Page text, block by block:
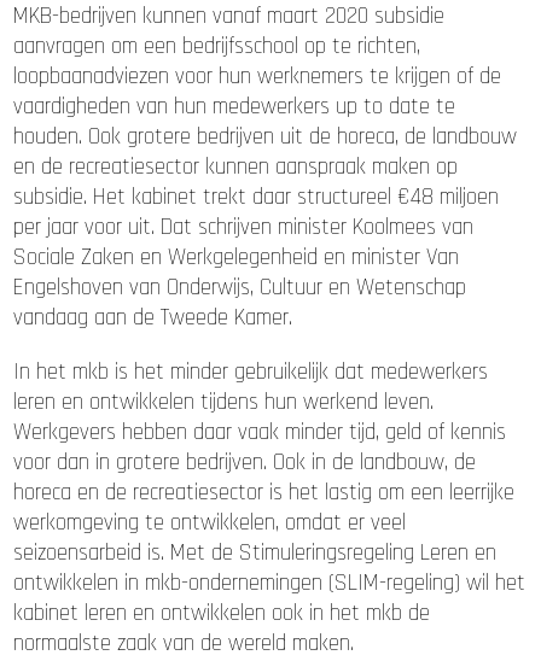
MKB-bedrijven kunnen vanaf maart 2020 subsidie
aanvragen om een bedrijfsschool op te richten,
loopbaanadviezen voor hun werknemers te krijgen of de
vaardigheden van hun medewerkers up to date te
houden. Ook grotere bedrijven uit de horeca, de landbouw
en de recreatiesector kunnen aanspraak maken op
subsidie. Het kabinet trekt daar structureel €48 miljoen
per jaar voor uit. Dat schrijven minister Koolmees van
Sociale Zaken en Werkgelegenheid en minister Van
Engelshoven van Onderwijs, Cultuur en Wetenschap
vandaag aan de Tweede Kamer.
In het mkb is het minder gebruikelijk dat medewerkers
leren en ontwikkelen tijdens hun werkend leven.
Werkgevers hebben daar vaak minder tijd, geld of kennis
voor dan in grotere bedrijven. Ook in de landbouw, de
horeca en de recreatiesector is het lastig om een leerrijke
werkomgeving te ontwikkelen, omdat er veel
seizoensarbeid is. Met de Stimuleringsregeling Leren en
ontwikkelen in mkb-ondernemingen (SLIM-regeling) wil het
kabinet leren en ontwikkelen ook in het mkb de
normaalste zaak van de wereld maken.